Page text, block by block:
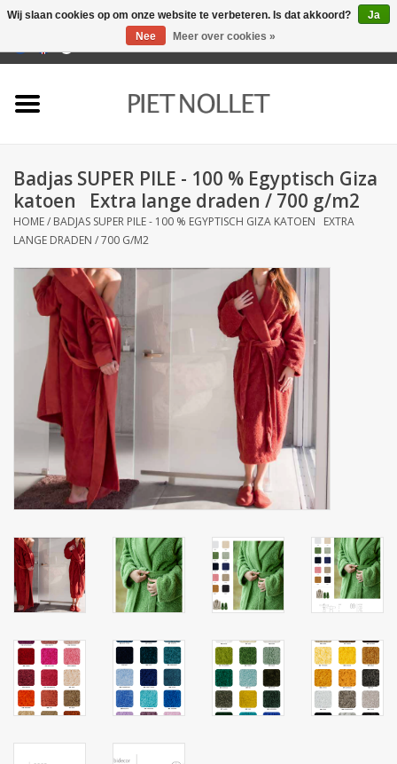
Badlinnen
Bedlinnen
Tafellinnen
Keukenlinnen
Sokken
Zakdoeken
Pullover
Huis en nacht kledij ( HEREN
)
Bag - tas
Kledij
Stof per meter
GESCHENK ARTIKELEN
Badjas SUPER PILE - 100 % Egyptisch Giza
katoen Extra lange draden / 700 g/m2
HOME/ BADJAS SUPER PILE - 100 % EGYPTISCH GIZA KATOEN EXTRA
LANGE DRADEN / 700 G/M2
Wij slaan cookies op om onze website te verbeteren. Is dat akkoord?
Ja
Nee
Meer over cookies »